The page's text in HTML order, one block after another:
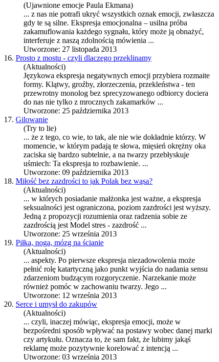
(Ujawnione emocje Paula Ekmana)
... z nas nie potrafi ukryć wszystkich oznak emocji, zwłaszcza
gdy te są silne. Ekspresja emocjonalna – usilna próba
zakamuflowania każdego sygnału, który może ją obnażyć,
interferuje z naszą zdolnością mówienia ...
Utworzone: 27 listopada 2013
16. Prosto z mostu - czyli dlaczego przeklinamy
(Aktualności)
Językowa ekspresja negatywnych emocji przybiera rozmaite
formy. Klątwy, groźby, złorzeczenia, przekleństwa - ten
przewrotny monolog bez sprecyzowanego odbiorcy dociera
do nas nie tylko z mrocznych zakamarków ...
Utworzone: 25 października 2013
17. Gilowanie
(Try to lie)
... że z tego, co wie, to tak, ale nie wie dokładnie którzy. W
momencie, w którym padają te słowa, mięsień okrężny oka
zaciska się bardzo subtelnie, a na twarzy przebłyskuje
uśmiech: Ta ekspresja to rozbawienie. ...
Utworzone: 09 października 2013
18. Miłość bez zazdrości to jak Polak bez wąsa?
(Aktualności)
... w których posiadanie małżonka jest ważne, a ekspresja
seksualności jest ograniczona, poziom zazdrości jest wyższy.
Jedną z propozycji rozumienia oraz radzenia sobie ze
zazdrością jest Model stres - zazdrość ...
Utworzone: 25 września 2013
19. Piłka, noga, mózg na ścianie
(Aktualności)
... aspekty. Po pierwsze ekspresja niezadowolenia może
pełnić rolę katartyczną jako punkt wyjścia do nadania sensu
zdarzeniom budzącym rozgoryczenie. Narzekanie może
również pomóc w zachowaniu twarzy. Jego ...
Utworzone: 12 września 2013
20. Serce i umysł do zakupów
(Aktualności)
... czyli, inaczej mówiąc, ekspresja emocji, może w
bezpośredni sposób wpływać na postawy wobec danej marki
czy artykułu. Oznacza to, że sam fakt, że lubimy jakąś
reklamę może pozytywnie korelować z intencją ...
Utworzone: 03 września 2013